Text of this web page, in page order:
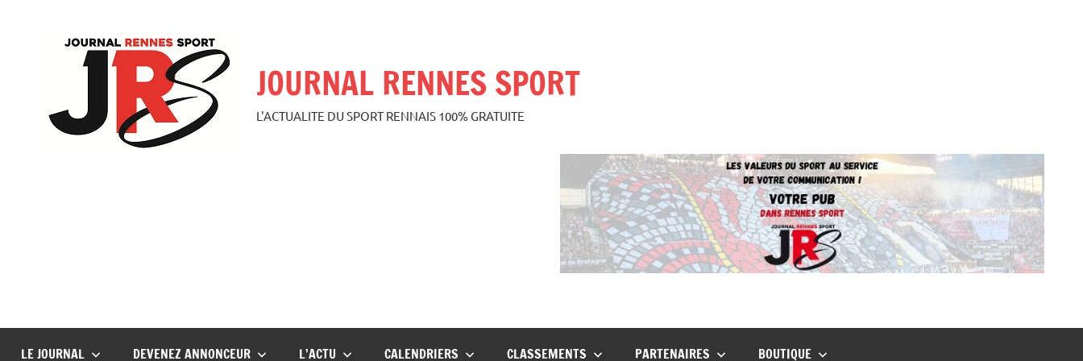
JOURNAL RENNES SPORT
L'ACTUALITE DU SPORT RENNAIS 100% GRATUITE
LE JOURNAL DEVENEZ ANNONCEUR L’ACTU CALENDRIERS CLASSEMENTS PARTENAIRES BOUTIQUE